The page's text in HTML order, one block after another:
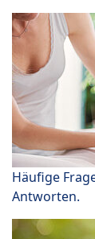
Häufige
Antworten.